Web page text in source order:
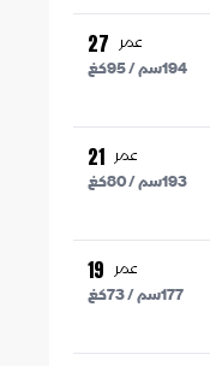
عمر 27
194سم /95كغ
عمر 21
193سم /80كغ
عمر 19
177سم /73كغ